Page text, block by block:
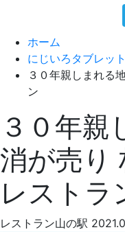
ホーム
にじいろタブレット
３０年親しまれる
ン
３０年親
消が売り
レストラ
レストラン山の駅